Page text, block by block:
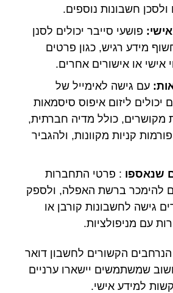
חשבונות נוספים.
פושעי סייבר יכולים לסנן
מידע רגיש, כגון פרטים
אישי או אישורים אחרים.
עם גישה לאימייל של
יכולים ליזום איפוס סיסמאות
מקושרים, כולל מדיה חברתית,
קניות מקוונות, ולהגביר
שנאספו : פרטי התחברות
להימכר ברשת האפלה, ולספק
גישה לחשבונות קורבן או
עם מניפולציות.
הקשורים לחשבון דואר
שמשתמשים יישארו ערניים
למידע אישי.